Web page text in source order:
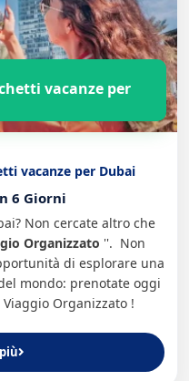
vacanze per
vacanze per Dubai
6 Giorni
Non cercate altro che
Organizzato ''. Non
di esplorare una
mondo: prenotate oggi
Organizzato !